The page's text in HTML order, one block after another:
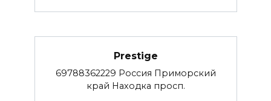
Prestige
69788362229 Россия Приморский
край Находка просп.